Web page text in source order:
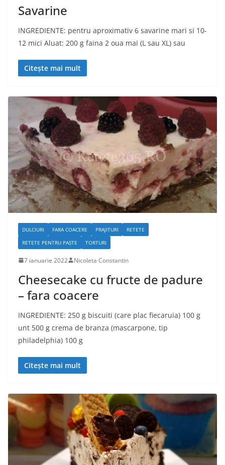
Savarine
INGREDIENTE: pentru aproximativ 6 savarine mari si 10-
12 mici Aluat: 200 g faina 2 oua mai (L sau XL) sau
Citește mai mult
DULCIURI FARA COACERE PRAJITURI
RETETE
RETETE PENTRU PAȘTE
TORTURI
7 ianuarie 2022 Nicoleta Constantin
Cheesecake cu fructe de padure
– fara coacere
INGREDIENTE: 250 g biscuiti (care plac fiecaruia) 100 g
unt 500 g crema de branza (mascarpone, tip
philadelphia) 100 g
Citește mai mult